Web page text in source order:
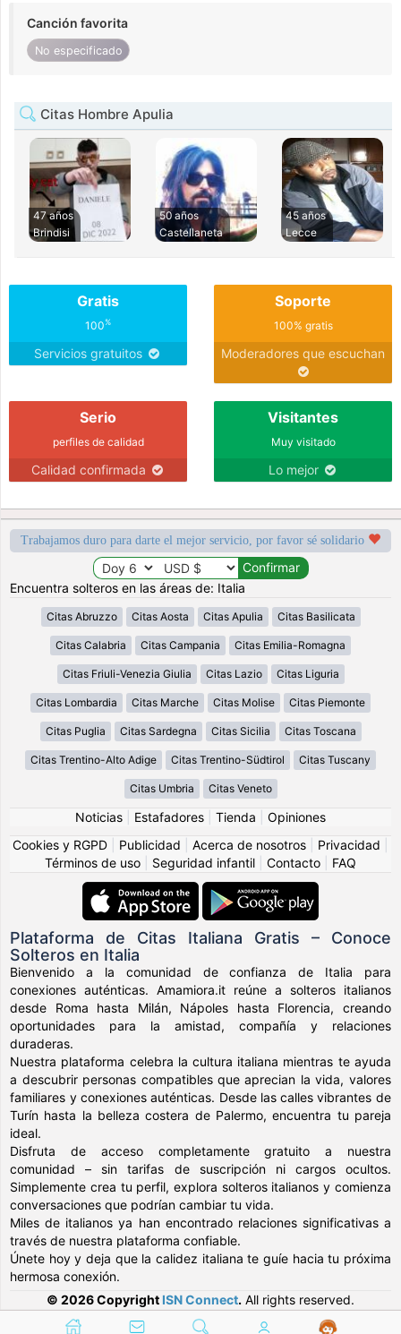
Canción favorita
No especificado
Citas Hombre Apulia
47 años
Brindisi
50 años
Castellaneta
45 años
Lecce
Gratis
100%
Servicios gratuitos
Soporte
100% gratis
Moderadores que escuchan
Serio
perfiles de calidad
Calidad confirmada
Visitantes
Muy visitado
Lo mejor
Trabajamos duro para darte el mejor servicio, por favor sé solidario
Encuentra solteros en las áreas de: Italia
Citas Abruzzo Citas Aosta Citas Apulia Citas Basilicata
Citas Calabria Citas Campania Citas Emilia-Romagna
Citas Friuli-Venezia Giulia Citas Lazio Citas Liguria
Citas Lombardia Citas Marche Citas Molise Citas Piemonte
Citas Puglia Citas Sardegna Citas Sicilia Citas Toscana
Citas Trentino-Alto Adige Citas Trentino-Südtirol Citas Tuscany
Citas Umbria Citas Veneto
Noticias Estafadores Tienda
Opiniones
Cookies y RGPD
Publicidad Acerca de nosotros Privacidad
Términos de uso
Seguridad infantil Contacto FAQ
Plataforma de Citas Italiana Gratis – Conoce
Solteros en Italia
Bienvenido a la comunidad de confianza de Italia para
conexiones auténticas. Amamiora.it reúne a solteros italianos
desde Roma hasta Milán, Nápoles hasta Florencia, creando
oportunidades para la amistad, compañía y relaciones
duraderas.
Nuestra plataforma celebra la cultura italiana mientras te ayuda
a descubrir personas compatibles que aprecian la vida, valores
familiares y conexiones auténticas. Desde las calles vibrantes de
Turín hasta la belleza costera de Palermo, encuentra tu pareja
ideal.
Disfruta de acceso completamente gratuito a nuestra
comunidad – sin tarifas de suscripción ni cargos ocultos.
Simplemente crea tu perfil, explora solteros italianos y comienza
conversaciones que podrían cambiar tu vida.
Miles de italianos ya han encontrado relaciones significativas a
través de nuestra plataforma confiable.
Únete hoy y deja que la calidez italiana te guíe hacia tu próxima
hermosa conexión.
© 2026 Copyright ISN Connect. All rights reserved.